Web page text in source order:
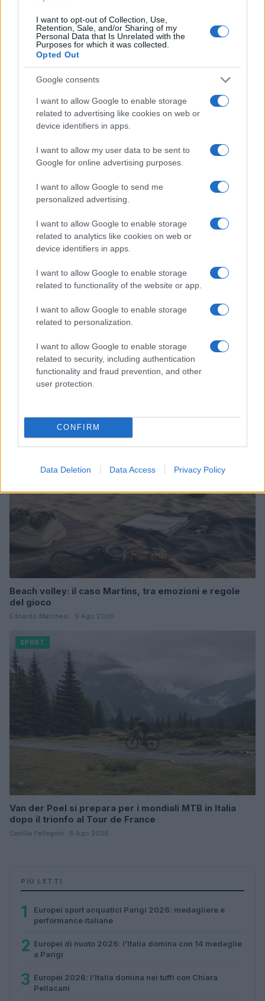
I want to opt-out of Collection, Use,
Retention, Sale, and/or Sharing of my
Personal Data that Is Unrelated with the
Purposes for which it was collected.
Opted Out
Google consents
I want to allow Google to enable storage
related to advertising like cookies on web or
device identifiers in apps.
I want to allow my user data to be sent to
Google for online advertising purposes.
I want to allow Google to send me
personalized advertising.
I want to allow Google to enable storage
related to analytics like cookies on web or
device identifiers in apps.
I want to allow Google to enable storage
related to functionality of the website or app.
I want to allow Google to enable storage
related to personalization.
I want to allow Google to enable storage
related to security, including authentication
functionality and fraud prevention, and other
user protection.
CONFIRM
Data Deletion Data Access Privacy Policy
Continua a leggere
Atalanta, allenamento a porte aperte: la passione dei
tifosi per la Dea
Beach volley: il caso Martins, tra emozioni e regole
del gioco
Edoardo Marchesi · 9 Ago 2026
SPORT
Van der Poel si prepara per i mondiali MTB in Italia
dopo il trionfo al Tour de France
Camilla Pellegrini · 8 Ago 2026
PIÙ LETTI
1
Europei sport acquatici Parigi 2026: medagliere e
performance italiane
2 Europei di nuoto 2026: l’Italia domina con 14 medaglie
a Parigi
3 Europei 2026: l’Italia domina nei tuffi con Chiara
Pellacani